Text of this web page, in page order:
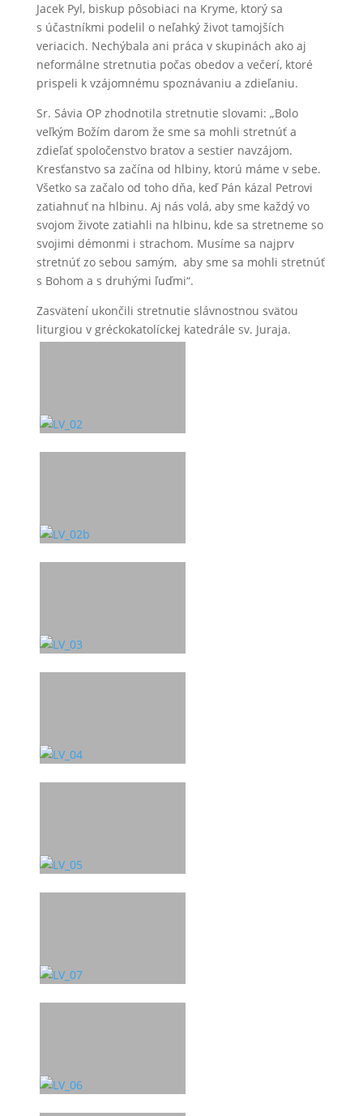
Jacek Pyl, biskup pôsobiaci na Kryme, ktorý sa
s účastníkmi podelil o neľahký život tamojších
veriacich. Nechýbala ani práca v skupinách ako aj
neformálne stretnutia počas obedov a večerí, ktoré
prispeli k vzájomnému spoznávaniu a zdieľaniu.
Sr. Sávia OP zhodnotila stretnutie slovami: „Bolo
veľkým Božím darom že sme sa mohli stretnúť a
zdieľať spoločenstvo bratov a sestier navzájom.
Kresťanstvo sa začína od hlbiny, ktorú máme v sebe.
Všetko sa začalo od toho dňa, keď Pán kázal Petrovi
zatiahnuť na hlbinu. Aj nás volá, aby sme každý vo
svojom živote zatiahli na hlbinu, kde sa stretneme so
svojimi démonmi i strachom. Musíme sa najprv
stretnúť zo sebou samým, aby sme sa mohli stretnúť
s Bohom a s druhými ľuďmi“.
Zasvätení ukončili stretnutie slávnostnou svätou
liturgiou v gréckokatolíckej katedrále sv. Juraja.